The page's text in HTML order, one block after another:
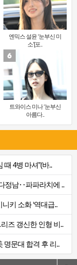
엔믹스 설윤 ‘눈부신 미
소’[포..
트와이스 미나 ‘눈부신
아름다..
때 4병 마셔”(바..
정남‥파파라치에 ..
키 소화 ‘역대급..
즈 갱신한 인형 비..
명문대 합격 후 리..